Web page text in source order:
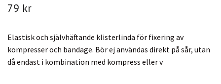
79 kr
Elastisk och självhäftande klisterlinda för fixering av
kompresser och bandage. Bör ej användas direkt på sår, utan
då endast i kombination med kompress eller v